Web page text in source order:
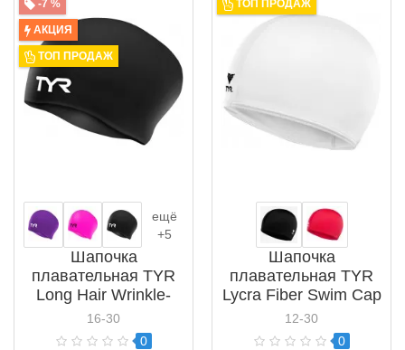
-7 %
АКЦИЯ
ТОП ПРОДАЖ
ещё
+5
Шапочка
плавательная TYR
Long Hair Wrinkle-
Free Silicone Cap
(LCSL)
16-30
0
ТОП ПРОДАЖ
Шапочка
плавательная TYR
Lycra Fiber Swim Cap
(LCY)
12-30
0